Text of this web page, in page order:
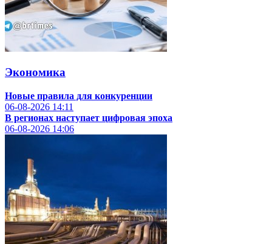
Экономика
Новые правила для конкуренции
06-08-2026 14:11
В регионах наступает цифровая эпоха
06-08-2026 14:06